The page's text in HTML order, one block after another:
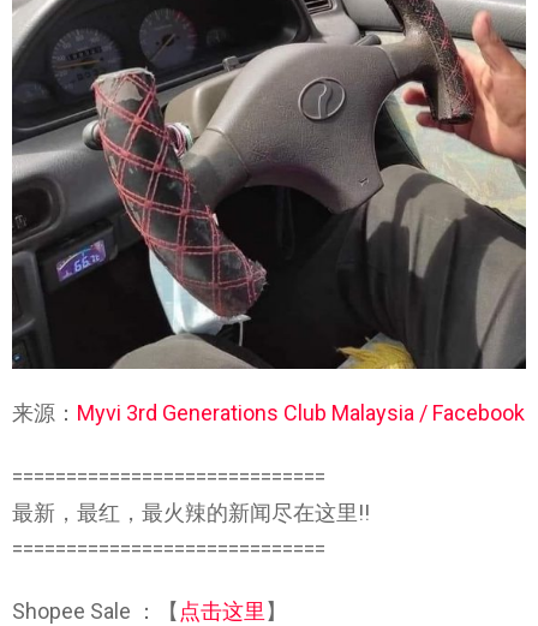
来源： Myvi 3rd Generations Club Malaysia / Facebook
=============================
最新，最红，最火辣的新闻尽在这里!!
=============================
Shopee Sale ：【 点击这里 】